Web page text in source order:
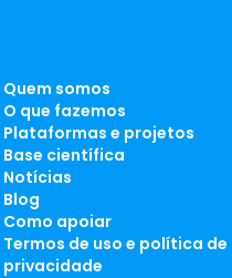
Quem somos
O que fazemos
Plataformas e projetos
Base científica
Notícias
Blog
Como apoiar
Termos de uso e política de
privacidade